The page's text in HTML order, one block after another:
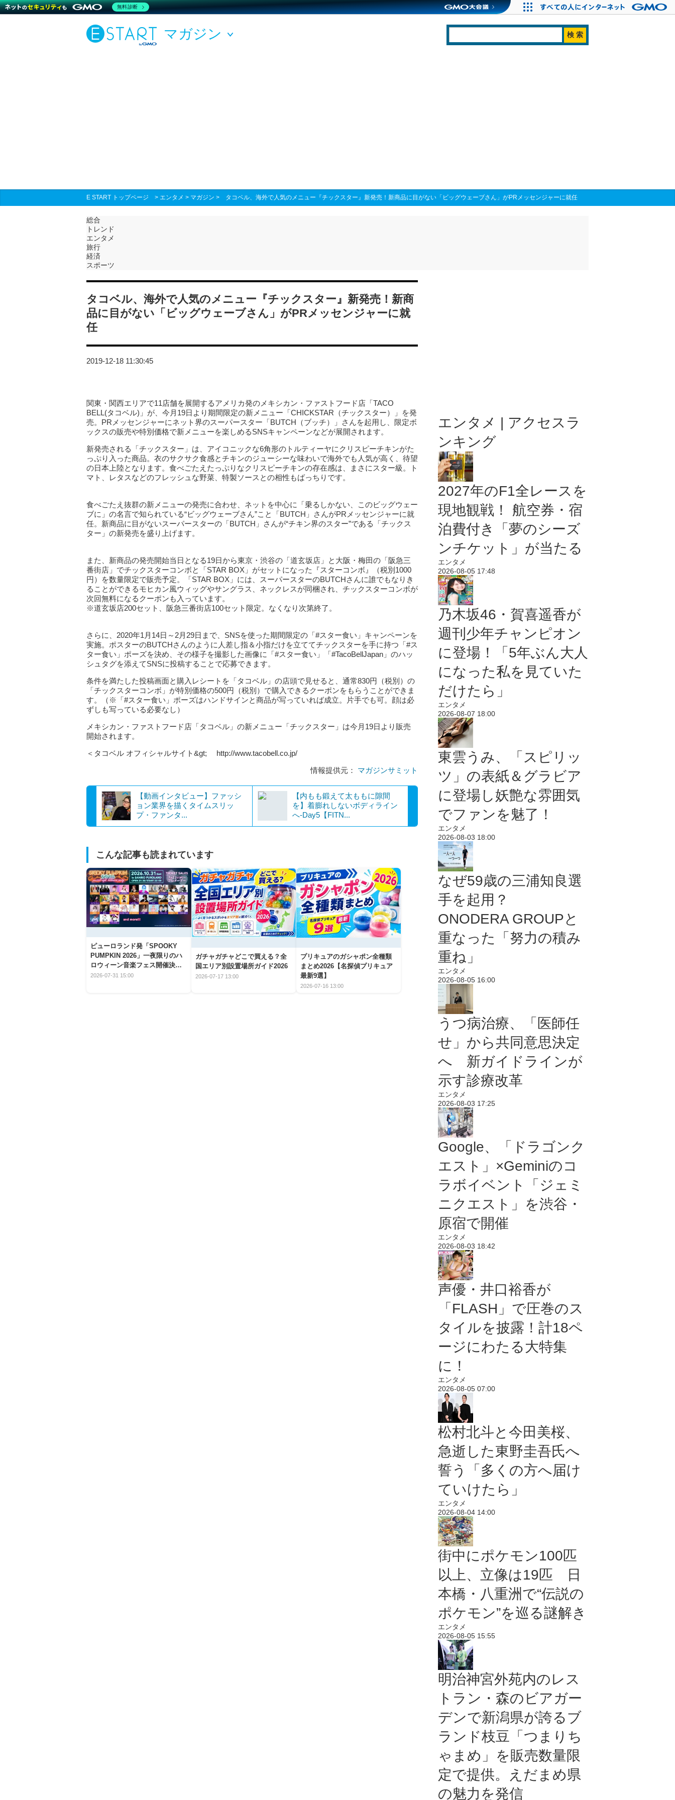
マガジン
E START トップページ > エンタメ > マガジン > タコベル、海外で人気のメニュー『チックスター』新発売！新商品に目がない「ビッグウェーブさん」がPRメッセンジャーに就任
総合
トレンド
エンタメ
旅行
経済
スポーツ
タコベル、海外で人気のメニュー『チックスター』新発売！新商
品に目がない「ビッグウェーブさん」がPRメッセンジャーに就
任
2019-12-18 11:30:45
関東・関西エリアで11店舗を展開するアメリカ発のメキシカン・ファストフード店「TACO
BELL(タコベル)」が、今月19日より期間限定の新メニュー「CHICKSTAR（チックスター）」を発
売。PRメッセンジャーにネット界のスーパースター「BUTCH（ブッチ）」さんを起用し、限定ボ
ックスの販売や特別価格で新メニューを楽しめるSNSキャンペーンなどが展開されます。
新発売される「チックスター」は、アイコニックな6角形のトルティーヤにクリスピーチキンがた
っぷり入った商品。衣のサクサク食感とチキンのジューシーな味わいで海外でも人気が高く、待望
の日本上陸となります。食べごたえたっぷりなクリスピーチキンの存在感は、まさにスター級。ト
マト、レタスなどのフレッシュな野菜、特製ソースとの相性もばっちりです。
食べごたえ抜群の新メニューの発売に合わせ、ネットを中心に「乗るしかない、このビッグウェー
ブに」の名言で知られている“ビッグウェーブさん”こと「BUTCH」さんがPRメッセンジャーに就
任。新商品に目がないスーパースターの「BUTCH」さんが“チキン界のスター”である「チックス
ター」の新発売を盛り上げます。
また、新商品の発売開始当日となる19日から東京・渋谷の「道玄坂店」と大阪・梅田の「阪急三
番街店」でチックスターコンボと「STAR BOX」がセットになった『スターコンボ』（税別1000
円）を数量限定で販売予定。「STAR BOX」には、スーパースターのBUTCHさんに誰でもなりき
ることができるモヒカン風ウィッグやサングラス、ネックレスが同梱され、チックスターコンボが
次回無料になるクーポンも入っています。
※道玄坂店200セット、阪急三番街店100セット限定。なくなり次第終了。
さらに、2020年1月14日～2月29日まで、SNSを使った期間限定の「#スター食い」キャンペーンを
実施。ポスターのBUTCHさんのように人差し指＆小指だけを立ててチックスターを手に持つ「#ス
ター食い」ポーズを決め、その様子を撮影した画像に「#スター食い」「#TacoBellJapan」のハッ
シュタグを添えてSNSに投稿することで応募できます。
条件を満たした投稿画面と購入レシートを「タコベル」の店頭で見せると、通常830円（税別）の
「チックスターコンボ」が特別価格の500円（税別）で購入できるクーポンをもらうことができま
す。（※「#スター食い」ポーズはハンドサインと商品が写っていれば成立。片手でも可。顔は必
ずしも写っている必要なし）
メキシカン・ファストフード店「タコベル」の新メニュー「チックスター」は今月19日より販売
開始されます。
＜タコベル オフィシャルサイト&gt; http://www.tacobell.co.jp/
情報提供元： マガジンサミット
【動画インタビュー】ファッシ
ョン業界を描くタイムスリッ
プ・ファンタ...
【内もも鍛えて太ももに隙間
を】着膨れしないボディライン
へ-Day5【FITN...
こんな記事も読まれています
ピューロランド発「SPOOKY
PUMPKIN 2026」一夜限りのハ
ロウィーン音楽フェス開催決
定！
2026-07-31 15:00
ガチャガチャどこで買える？全
国エリア別設置場所ガイド2026
2026-07-17 13:00
プリキュアのガシャポン全種類
まとめ2026【名探偵プリキュア
最新9選】
2026-07-16 13:00
エンタメ | アクセスラ
ンキング
2027年のF1全レースを
現地観戦！ 航空券・宿
泊費付き「夢のシーズ
ンチケット」が当たる
エンタメ
2026-08-05 17:48
乃木坂46・賀喜遥香が
週刊少年チャンピオン
に登場！「5年ぶん大人
になった私を見ていた
だけたら」
エンタメ
2026-08-07 18:00
東雲うみ、「スピリッ
ツ」の表紙＆グラビア
に登場し妖艶な雰囲気
でファンを魅了！
エンタメ
2026-08-03 18:00
なぜ59歳の三浦知良選
手を起用？
ONODERA GROUPと
重なった「努力の積み
重ね」
エンタメ
2026-08-05 16:00
うつ病治療、「医師任
せ」から共同意思決定
へ 新ガイドラインが
示す診療改革
エンタメ
2026-08-03 17:25
Google、「ドラゴンク
エスト」×Geminiのコ
ラボイベント「ジェミ
ニクエスト」を渋谷・
原宿で開催
エンタメ
2026-08-03 18:42
声優・井口裕香が
「FLASH」で圧巻のス
タイルを披露！計18ペ
ージにわたる大特集
に！
エンタメ
2026-08-05 07:00
松村北斗と今田美桜、
急逝した東野圭吾氏へ
誓う「多くの方へ届け
ていけたら」
エンタメ
2026-08-04 14:00
街中にポケモン100匹
以上、立像は19匹 日
本橋・八重洲で“伝説の
ポケモン”を巡る謎解き
エンタメ
2026-08-05 15:55
明治神宮外苑内のレス
トラン・森のビアガー
デンで新潟県が誇るブ
ランド枝豆「つまりち
ゃまめ」を販売数量限
定で提供。えだまめ県
の魅力を発信
無料診断